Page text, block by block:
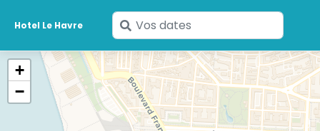
Hotel Le Havre
Saisissez
vos
dates
+
−